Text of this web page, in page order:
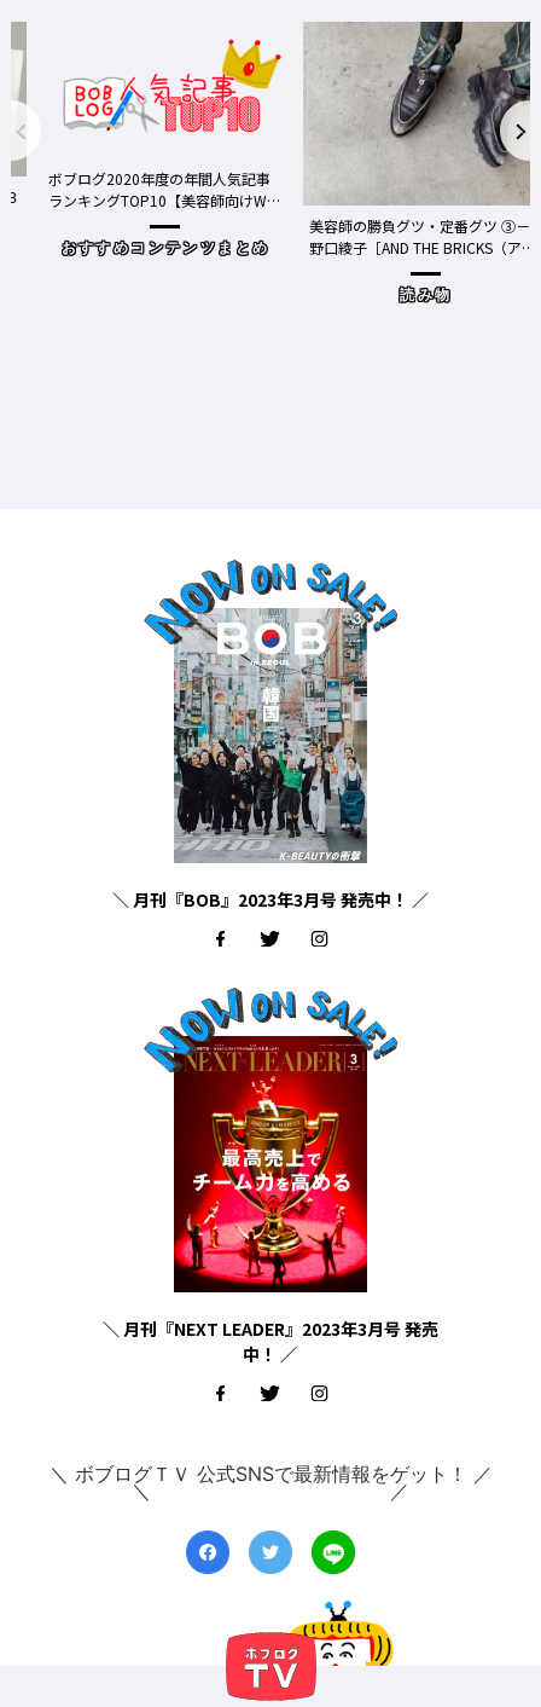
ボブログ2020年度の年間人気記事
ランキングTOP10【美容師向けWe
おすすめコンテンツまとめ
美容師の勝負グツ・定番グツ ③－
野口綾子［AND THE BRICKS（アン
ドザブリックス）／神奈川県鎌倉
読み物
＼ 月刊『BOB』2023年3月号 発売中！ ／
＼ 月刊『NEXT LEADER』2023年3月号 発売
中！ ／
＼ ボブログＴＶ 公式SNSで最新情報をゲット！ ／